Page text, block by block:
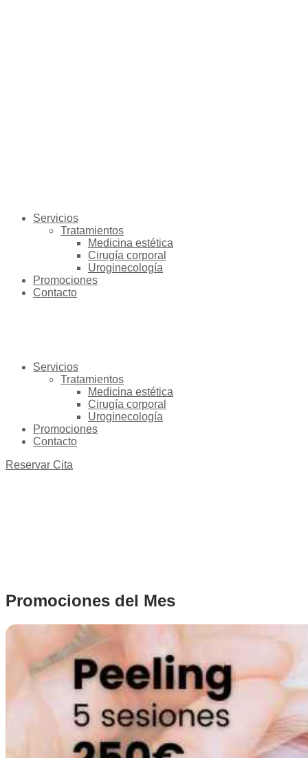
Servicios
Tratamientos
Medicina estética
Cirugía corporal
Uroginecología
Promociones
Contacto
Servicios
Tratamientos
Medicina estética
Cirugía corporal
Uroginecología
Promociones
Contacto
Reservar Cita
Promociones del Mes